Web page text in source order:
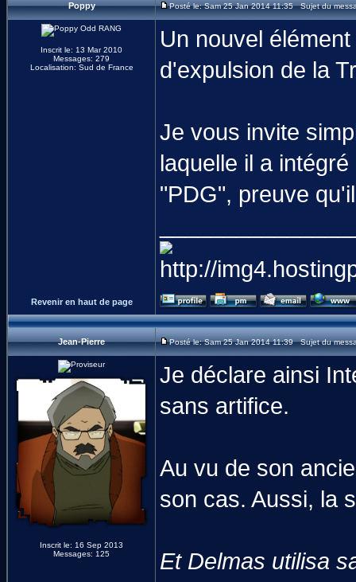
Poppy Posté le: Sam 25 Jan 2014 11:35 Sujet du
Inscrit le: 13 Mar 2010
Messages: 279
Localisation: Sud de France
Un nouvel
d'expulsion de la
Je vous invite
laquelle il a
"PDG", preuve
Revenir en haut de page
Jean-Pierre Posté le: Sam 25 Jan 2014 11:39 Sujet du
Inscrit le: 16 Sep 2013
Messages: 125
Je déclare ainsi
sans artifice.
Au vu de son
son cas. Aussi, la
Et Delmas utilisa